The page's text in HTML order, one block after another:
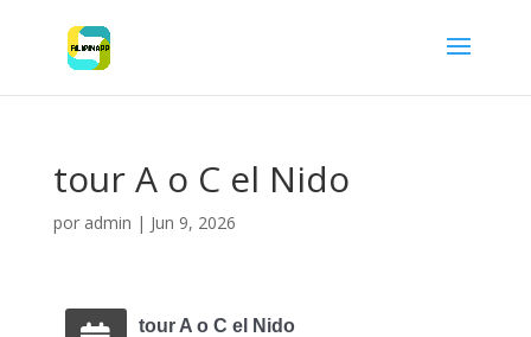
tour A o C el Nido
por admin | Jun 9, 2026
tour A o C el Nido